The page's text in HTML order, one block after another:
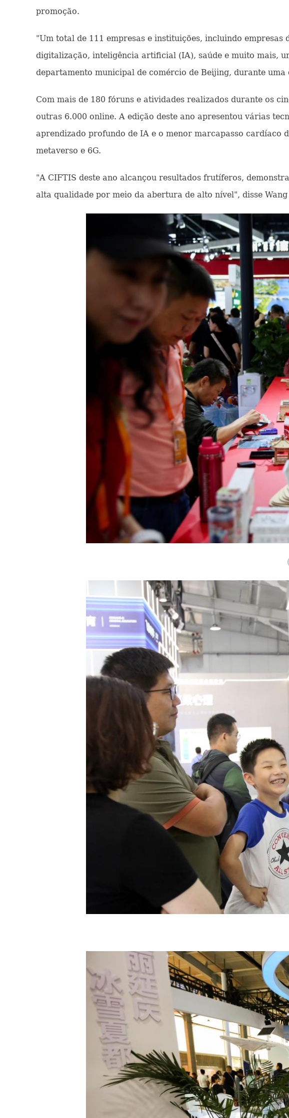
promoção.
"Um total de 111 empresas e instituições, incluindo
digitalização, inteligência artificial (IA), saúde e muito mais,
departamento municipal de comércio de Beijing, durante
Com mais de 180 fóruns e atividades realizados durante os
outras 6.000 online. A edição deste ano apresentou várias
aprendizado profundo de IA e o menor marcapasso cardíaco
metaverso e 6G.
"A CIFTIS deste ano alcançou resultados frutíferos,
alta qualidade por meio da abertura de alto nível", disse